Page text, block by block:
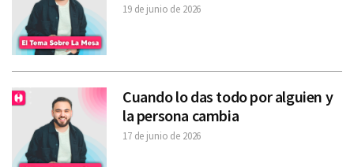
19 de junio de 2026
Cuando lo das todo por alguien y
la persona cambia
17 de junio de 2026